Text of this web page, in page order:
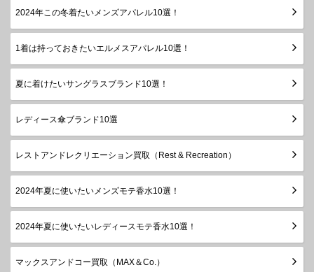
2024年この冬着たいメンズアパレル10選！
1着は持っておきたいエルメスアパレル10選！
夏に着けたいサングラスブランド10選！
レディース傘ブランド10選
レストアンドレクリエーション買取（Rest & Recreation）
2024年夏に使いたいメンズモテ香水10選！
2024年夏に使いたいレディースモテ香水10選！
マックスアンドコー買取（MAX＆Co.）